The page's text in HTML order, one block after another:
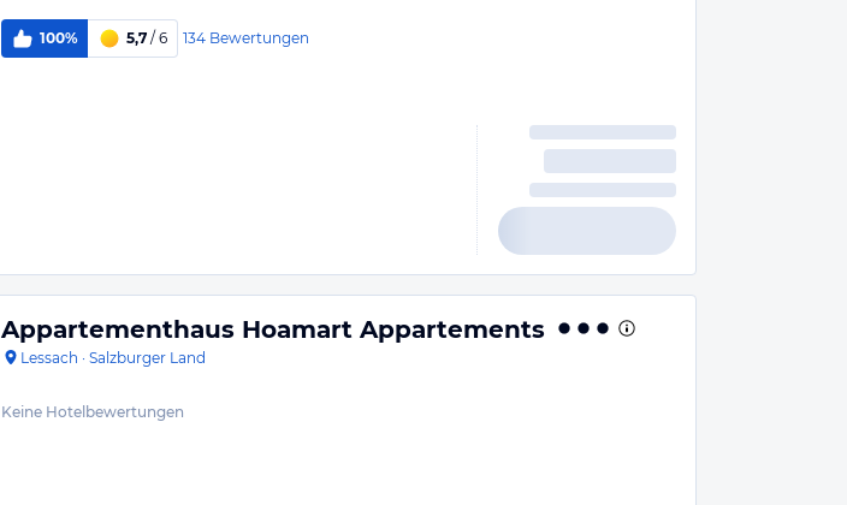
100% 5,7 / 6 134 Bewertungen
Appartementhaus Hoamart Appartements
Lessach · Salzburger Land
Keine Hotelbewertungen